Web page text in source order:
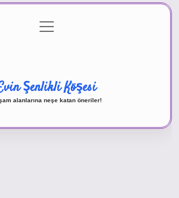
Gizlilik Politikası
menüyü
aç
Şenlikli Köşesi
alanlarına neşe katan öneriler!